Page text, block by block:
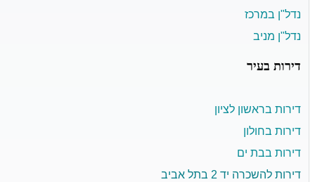
נדל"ן במרכז
נדל"ן מניב
דירות בעיר
דירות בראשון לציון
דירות בחולון
דירות בבת ים
דירות להשכרה יד 2 בתל אביב